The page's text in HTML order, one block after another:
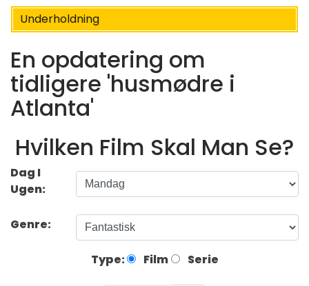
Underholdning
En opdatering om
tidligere 'husmødre i
Atlanta'
Hvilken Film Skal Man Se?
Dag I
Ugen:
Genre:
Type: Film Serie